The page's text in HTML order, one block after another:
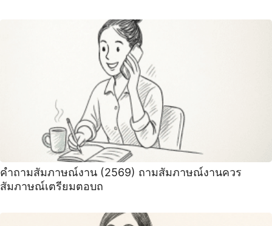
คําถามสัมภาษณ์งาน (2569) ถามสัมภาษณ์งานควร
สัมภาษณ์เตรียมตอบถ